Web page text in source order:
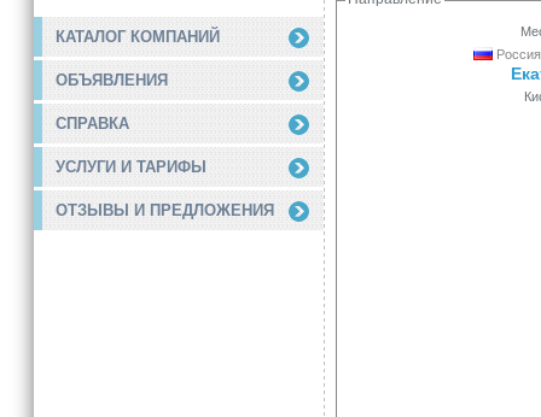
КАТАЛОГ КОМПАНИЙ
ОБЪЯВЛЕНИЯ
СПРАВКА
УСЛУГИ И ТАРИФЫ
ОТЗЫВЫ И ПРЕДЛОЖЕНИЯ